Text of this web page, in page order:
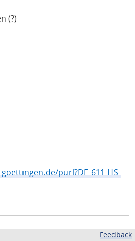
(?)
purl?DE-611-HS-
Feedback